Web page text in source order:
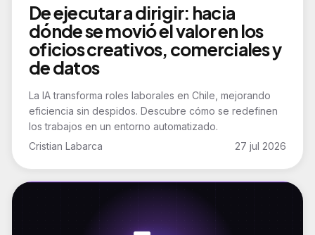
De ejecutar a dirigir: hacia
dónde se movió el valor en los
oficios creativos, comerciales y
de datos
La IA transforma roles laborales en Chile, mejorando
eficiencia sin despidos. Descubre cómo se redefinen
los trabajos en un entorno automatizado.
Cristian Labarca
27 jul 2026